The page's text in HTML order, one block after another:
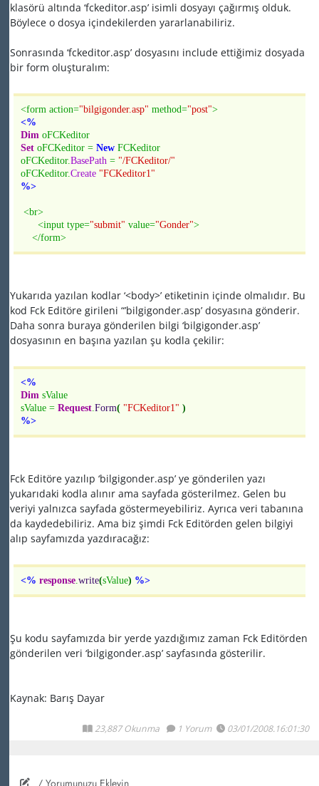
klasörü altında ‘fckeditor.asp’ isimli dosyayı çağırmış olduk.
Böylece o dosya içindekilerden yararlanabiliriz.
Sonrasında ‘fckeditor.asp’ dosyasını include ettiğimiz dosyada
bir form oluşturalım:
<form action="bilgigonder.asp" method="post">
<%
Dim oFCKeditor
Set oFCKeditor = New FCKeditor
oFCKeditor.BasePath = "/FCKeditor/"
oFCKeditor.Create "FCKeditor1"
%>
<br>
<input type="submit" value="Gonder">
</form>
Yukarıda yazılan kodlar ‘<body>’ etiketinin içinde olmalıdır. Bu
kod Fck Editöre girileni “’bilgigonder.asp’ dosyasına gönderir.
Daha sonra buraya gönderilen bilgi ‘bilgigonder.asp’
dosyasının en başına yazılan şu kodla çekilir:
<%
Dim sValue
sValue = Request.Form( "FCKeditor1" )
%>
Fck Editöre yazılıp ‘bilgigonder.asp’ ye gönderilen yazı
yukarıdaki kodla alınır ama sayfada gösterilmez. Gelen bu
veriyi yalnızca sayfada göstermeyebiliriz. Ayrıca veri tabanına
da kaydedebiliriz. Ama biz şimdi Fck Editörden gelen bilgiyi
alıp sayfamızda yazdıracağız:
<% response.write(sValue) %>
Şu kodu sayfamızda bir yerde yazdığımız zaman Fck Editörden
gönderilen veri ‘bilgigonder.asp’ sayfasında gösterilir.
Kaynak: Barış Dayar
23,887 Okunma 1 Yorum 03/01/2008.16:01:30
/ Yorumunuzu Ekleyin